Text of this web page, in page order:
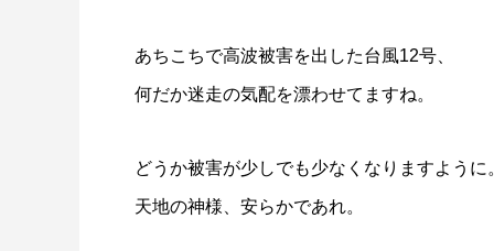
あちこちで高波被害を出した台風12号、
何だか迷走の気配を漂わせてますね。
どうか被害が少しでも少なくなりますように
天地の神様、安らかであれ。